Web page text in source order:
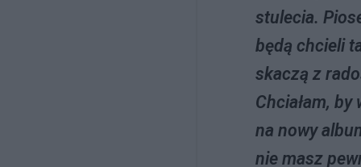
stulecia.
będą chcieli
skaczą z
Chciałam, by
na nowy
nie masz